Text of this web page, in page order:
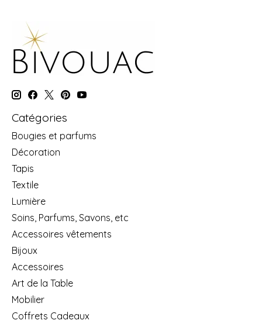
Catégories
Bougies et parfums
Décoration
Tapis
Textile
Lumière
Soins, Parfums, Savons, etc
Accessoires vêtements
Bijoux
Accessoires
Art de la Table
Mobilier
Coffrets Cadeaux